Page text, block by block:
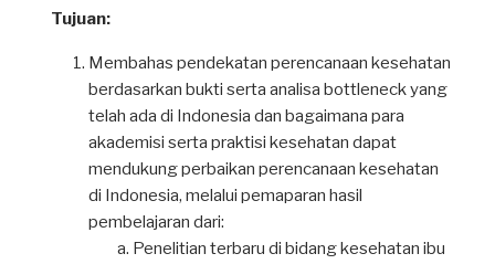
Tujuan:
Membahas pendekatan perencanaan kesehatan
berdasarkan bukti serta analisa bottleneck yang
telah ada di Indonesia dan bagaimana para
akademisi serta praktisi kesehatan dapat
mendukung perbaikan perencanaan kesehatan
di Indonesia, melalui pemaparan hasil
pembelajaran dari:
Penelitian terbaru di bidang kesehatan ibu